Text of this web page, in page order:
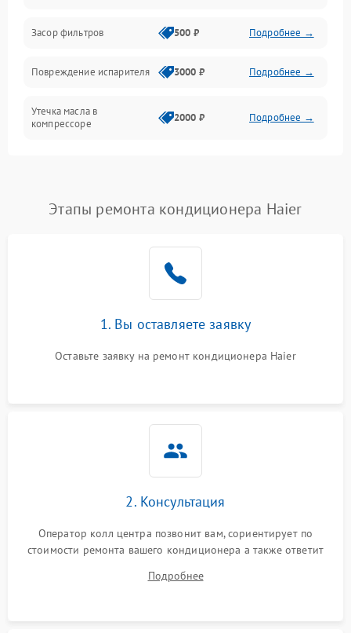
Засор фильтров 500 ₽ Подробнее →
Повреждение испарителя 3000 ₽ Подробнее →
Утечка масла в
компрессоре
2000 ₽ Подробнее →
Неисправность
2000 ₽
1500 ₽
Повреждение корпуса
Этапы ремонта кондиционера Haier
1. Вы оставляете заявку
Оставьте заявку на ремонт кондиционера Haier
2. Консультация
Оператор колл центра позвонит вам, сориентирует по
стоимости ремонта вашего кондиционера а также ответит
Подробнее